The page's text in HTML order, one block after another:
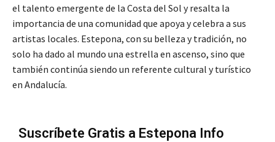
el talento emergente de la Costa del Sol y resalta la
importancia de una comunidad que apoya y celebra a sus
artistas locales. Estepona, con su belleza y tradición, no
solo ha dado al mundo una estrella en ascenso, sino que
también continúa siendo un referente cultural y turístico
en Andalucía.
Suscríbete Gratis a Estepona Info